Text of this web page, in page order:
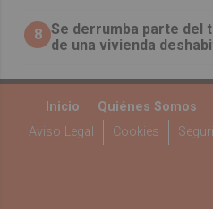
8 Se derrumba parte del
de una vivienda
Inicio Quiénes Somos
Aviso Legal
Cookies